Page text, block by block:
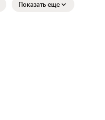
Показать еще